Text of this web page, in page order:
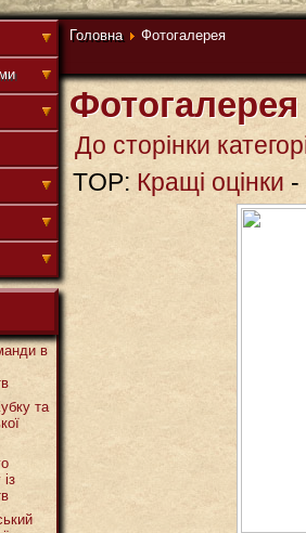
Головна Фотогалерея
в
та
Фотогалерея
До сторінки
TOP: Кращі оцінки -